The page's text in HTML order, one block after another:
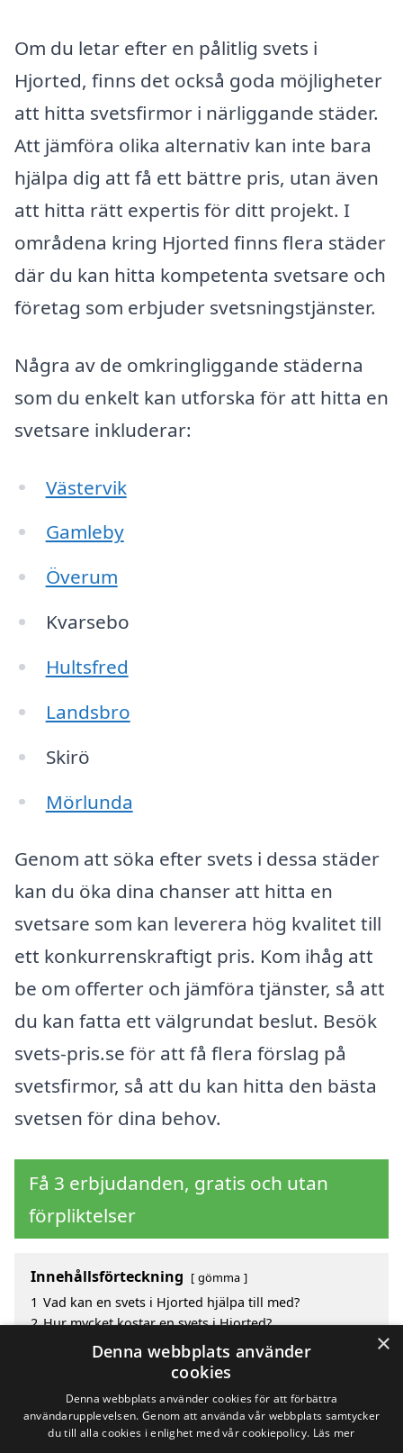
Om du letar efter en pålitlig svets i
Hjorted, finns det också goda möjligheter
att hitta svetsfirmor i närliggande städer.
Att jämföra olika alternativ kan inte bara
hjälpa dig att få ett bättre pris, utan även
att hitta rätt expertis för ditt projekt. I
områdena kring Hjorted finns flera städer
där du kan hitta kompetenta svetsare och
företag som erbjuder svetsningstjänster.
Några av de omkringliggande städerna
som du enkelt kan utforska för att hitta en
svetsare inkluderar:
Västervik
Gamleby
Överum
Kvarsebo
Hultsfred
Landsbro
Skirö
Mörlunda
Genom att söka efter svets i dessa städer
kan du öka dina chanser att hitta en
svetsare som kan leverera hög kvalitet till
ett konkurrenskraftigt pris. Kom ihåg att
be om offerter och jämföra tjänster, så att
du kan fatta ett välgrundat beslut. Besök
svets-pris.se för att få flera förslag på
svetsfirmor, så att du kan hitta den bästa
svetsen för dina behov.
Få 3 erbjudanden, gratis och utan
förpliktelser
Innehållsförteckning gömma
1 Vad kan en svets i Hjorted hjälpa till med?
2 Hur mycket kostar en svets i Hjorted?
Fördelar med att välja svets i Hjorted
Sök efter en skicklig svets i de omgivande städerna
×
Denna webbplats använder
cookies
Denna webbplats använder cookies för att förbättra
användarupplevelsen. Genom att använda vår webbplats samtycker
du till alla cookies i enlighet med vår cookiepolicy. Läs mer